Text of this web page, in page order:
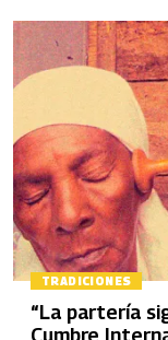
TRADICIONES
“La partería
Cumbre